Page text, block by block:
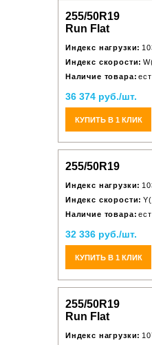
255/50R19
Run Flat
Индекс нагрузки:
Индекс скорости:
Наличие товара:
36 374 руб./шт.
КУПИТЬ В 1 КЛИК
255/50R19
Индекс нагрузки:
Индекс скорости:
Наличие товара:
32 336 руб./шт.
КУПИТЬ В 1 КЛИК
255/50R19
Run Flat
Индекс нагрузки: